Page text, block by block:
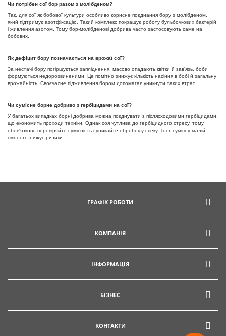
Чи потрібен сої бор разом з молібденом?
Так, для сої як бобової культури особливо корисне поєднання бору з молібденом,
який підтримує азотфіксацію. Такий комплекс покращує роботу бульбочкових бактерій
і живлення азотом. Тому бор-молібденові добрива часто застосовують саме на
бобових.
Як дефіцит бору позначається на врожаї сої?
За нестачі бору погіршується запліднення, масово опадають квітки й зав'язь, боби
формуються недорозвиненими. Це помітно знижує кількість насіння в бобі й загальну
врожайність. Своєчасне підживлення бором допомагає уникнути таких втрат.
Чи сумісне борне добриво з гербіцидами на сої?
У багатьох випадках борні добрива можна поєднувати з післясходовими гербіцидами,
що економить проходи техніки. Однак соя чутлива до гербіцидного стресу, тому
обов'язково перевіряйте сумісність і уникайте обробок у спеку. Тест-суміш у малій
ємності знижує ризики.
ГРАФІК РОБОТИ
КОМПАНІЯ
ІНФОРМАЦІЯ
БІЗНЕС
КОНТАКТИ